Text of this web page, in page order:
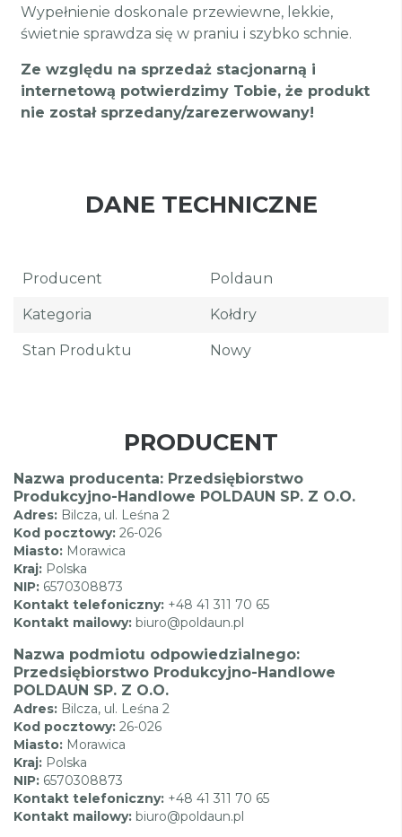
Wypełnienie doskonale przewiewne, lekkie,
świetnie sprawdza się w praniu i szybko schnie.
Ze względu na sprzedaż stacjonarną i
internetową potwierdzimy Tobie, że produkt
nie został sprzedany/zarezerwowany!
DANE TECHNICZNE
Producent Poldaun
Kategoria Kołdry
Stan Produktu Nowy
PRODUCENT
Nazwa producenta: Przedsiębiorstwo
Produkcyjno-Handlowe POLDAUN SP. Z O.O.
Adres: Bilcza, ul. Leśna 2
Kod pocztowy: 26-026
Miasto: Morawica
Kraj: Polska
NIP: 6570308873
Kontakt telefoniczny: +48 41 311 70 65
Kontakt mailowy: biuro@poldaun.pl
Nazwa podmiotu odpowiedzialnego:
Przedsiębiorstwo Produkcyjno-Handlowe
POLDAUN SP. Z O.O.
Adres: Bilcza, ul. Leśna 2
Kod pocztowy: 26-026
Miasto: Morawica
Kraj: Polska
NIP: 6570308873
Kontakt telefoniczny: +48 41 311 70 65
Kontakt mailowy: biuro@poldaun.pl